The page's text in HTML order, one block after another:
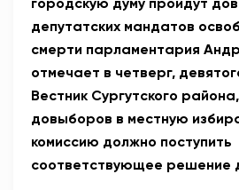
депутатских мандатов
смерти парламентария
отмечает в четверг,
Вестник Сургутского
довыборов в местную
комиссию должно поступить
соответствующее решение